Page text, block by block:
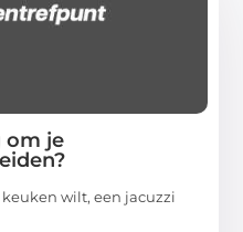
om je
wilt, een jacuzzi